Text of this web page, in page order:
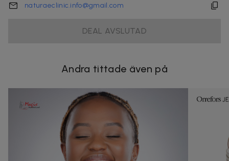
naturaeclinic.info@gmail.com
DEAL AVSLUTAD
Andra tittade även på